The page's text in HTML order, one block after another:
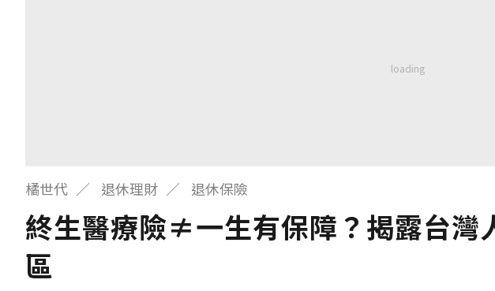
橘世代 退休理財 退休保險
終生醫療險≠一生有保障？揭露台灣
區